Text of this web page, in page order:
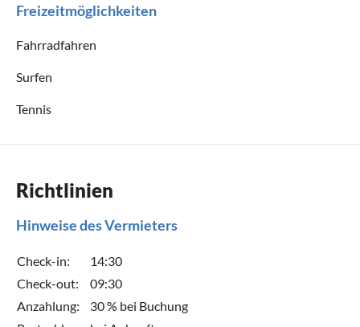
Freizeitmöglichkeiten
Fahrradfahren
Surfen
Tennis
Richtlinien
Hinweise des Vermieters
Check-in:
14:30
Check-out:
09:30
Anzahlung:
30 % bei Buchung